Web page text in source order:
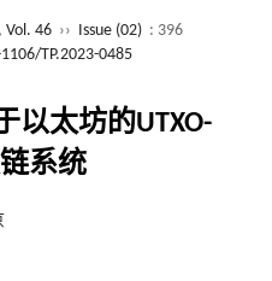
Vol. 46 ›› Issue (02) : 396
TP.2023-0485
以太坊的UTXO-
系统